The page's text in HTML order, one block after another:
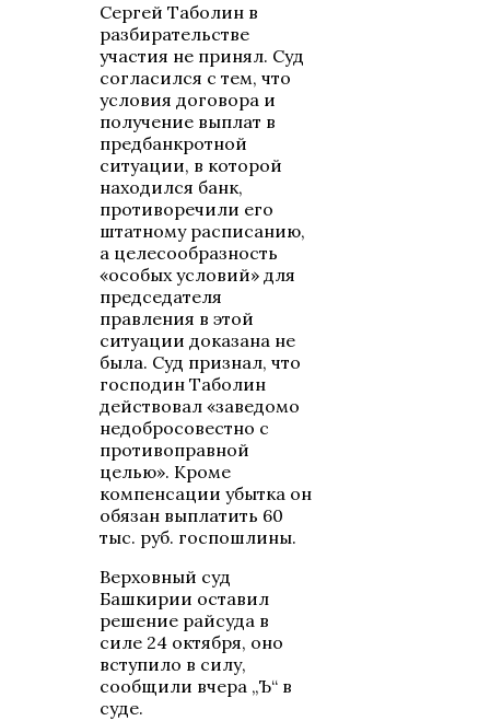
Сергей Таболин в
разбирательстве
участия не принял. Суд
согласился с тем, что
условия договора и
получение выплат в
предбанкротной
ситуации, в которой
находился банк,
противоречили его
штатному расписанию,
а целесообразность
«особых условий» для
председателя
правления в этой
ситуации доказана не
была. Суд признал, что
господин Таболин
действовал «заведомо
недобросовестно с
противоправной
целью». Кроме
компенсации убытка он
обязан выплатить 60
тыс. руб. госпошлины.
Верховный суд
Башкирии оставил
решение райсуда в
силе 24 октября, оно
вступило в силу,
сообщили вчера „Ъ“ в
суде.